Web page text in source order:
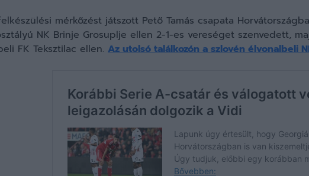
mérkőzést játszott Pető Tamás csapata
NK Brinje Grosuplje ellen 2-1-es vereséget szenvedett,
FK Teksztilac ellen. Az utolsó találkozón a szlovén élvonalbeli